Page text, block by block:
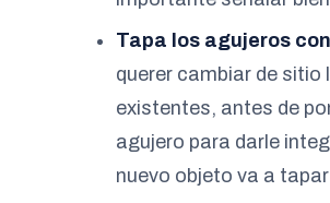
Tapa los agujeros
querer cambiar de
existentes, antes de
agujero para darle
nuevo objeto va a